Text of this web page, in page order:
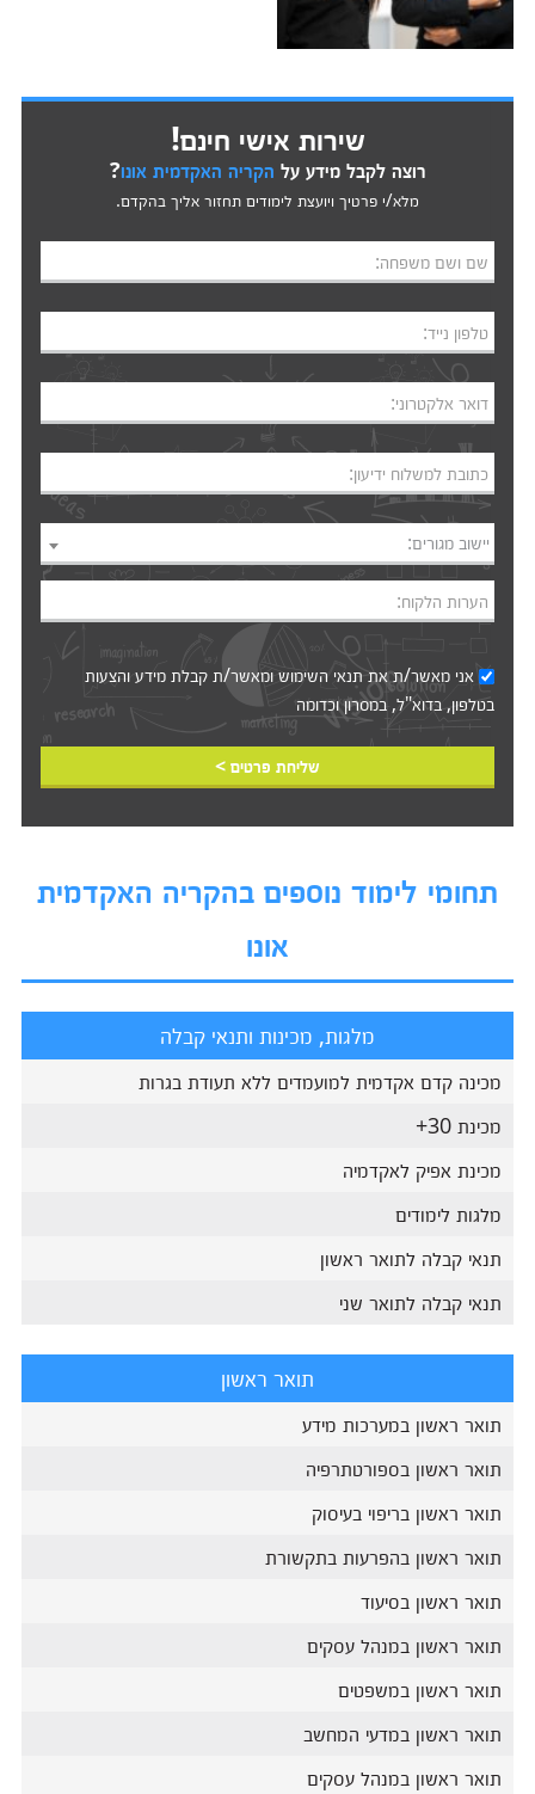
שירות אישי חינם!
רוצה לקבל מידע על הקריה האקדמית אונו?
מלא/י פרטיך ויועצת לימודים תחזור אליך בהקדם.
שם ושם משפחה:
טלפון נייד:
דואר אלקטרוני:
כתובת למשלוח ידיעון:
יישוב מגורים:
הערות הלקוח:
אני מאשר/ת אתתנאי השימושומאשר/ת קבלת מידע והצעות
בטלפון, בדוא"ל, במסרון וכדומה‎‎
שליחת פרטים >
תחומי לימוד נוספים בהקריה האקדמית
אונו
מלגות, מכינות ותנאי קבלה
מכינה קדם אקדמית למועמדים ללא תעודת בגרות
מכינת 30+
מכינת אפיק לאקדמיה
מלגות לימודים
תנאי קבלה לתואר ראשון
תנאי קבלה לתואר שני
תואר ראשון
תואר ראשון במערכות מידע
תואר ראשון בספורטתרפיה
תואר ראשון בריפוי בעיסוק
תואר ראשון בהפרעות בתקשורת
תואר ראשון בסיעוד
תואר ראשון במנהל עסקים
תואר ראשון במשפטים
תואר ראשון במדעי המחשב
תואר ראשון במנהל עסקים